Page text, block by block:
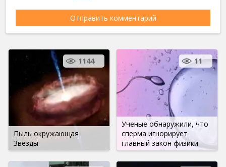
Пыль окружающая
Звезды
1144
Ученые обнаружили, что
сперма игнорирует
главный закон физики
11